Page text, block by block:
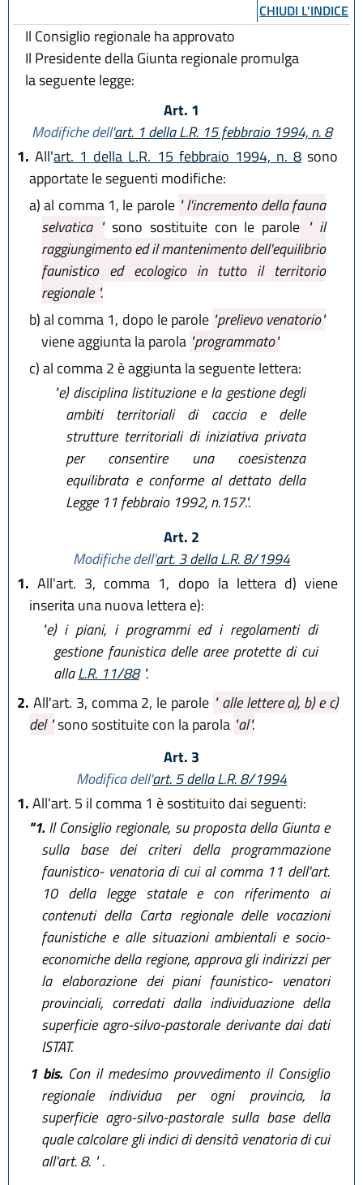
CHIUDI L'INDICE
Il Consiglio regionale ha approvato
Il Presidente della Giunta regionale promulga
la seguente legge:
Art. 1
Modifiche dell'art. 1 della L.R. 15 febbraio 1994, n. 8
1. All'art. 1 della L.R. 15 febbraio 1994, n. 8sono
apportate le seguenti modifiche:
a)al comma 1, le parole " l'incremento della fauna
selvatica "sono sostituite con le parole " il
raggiungimento ed il mantenimento dell'equilibrio
faunistico ed ecologico in tutto il territorio
regionale ".
b)al comma 1, dopo le parole "prelievo venatorio"
viene aggiunta la parola "programmato"
c)al comma 2 è aggiunta la seguente lettera:
"e)disciplina listituzione e la gestione degli
ambiti territoriali di caccia e delle
strutture territoriali di iniziativa privata
per consentire una coesistenza
equilibrata e conforme al dettato della
Legge 11 febbraio 1992, n.157.".
Art. 2
Modifiche dell'art. 3 della L.R. 8/1994
1. All'art. 3, comma 1, dopo la lettera d) viene
inserita una nuova lettera e):
"e)i piani, i programmi ed i regolamenti di
gestione faunistica delle aree protette di cui
allaL.R. 11/88".
2. All'art. 3, comma 2, le parole " alle lettere a), b) e c)
del "sono sostituite con la parola "al".
Art. 3
Modifica dell'art. 5 della L.R. 8/1994
1.All'art. 5 il comma 1 è sostituito dai seguenti:
"1.Il Consiglio regionale, su proposta della Giunta e
sulla base dei criteri della programmazione
faunistico- venatoria di cui al comma 11 dell'art.
10 della legge statale e con riferimento ai
contenuti della Carta regionale delle vocazioni
faunistiche e alle situazioni ambientali e socio-
economiche della regione, approva gli indirizzi per
la elaborazione dei piani faunistico- venatori
provinciali, corredati dalla individuazione della
superficie agro-silvo-pastorale derivante dai dati
ISTAT.
1 bis.Con il medesimo provvedimento il Consiglio
regionale individua per ogni provincia, la
superficie agro-silvo-pastorale sulla base della
quale calcolare gli indici di densità venatoria di cui
all'art. 8. " .